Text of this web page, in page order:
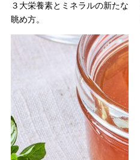
３大栄養素とミネラルの新たな
眺め方。